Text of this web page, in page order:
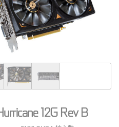
12G Rev B